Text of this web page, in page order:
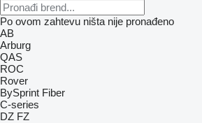
Po ovom zahtevu ništa nije pronađeno
AB
Arburg
QAS
ROC
Rover
BySprint Fiber
C-series
DZ FZ